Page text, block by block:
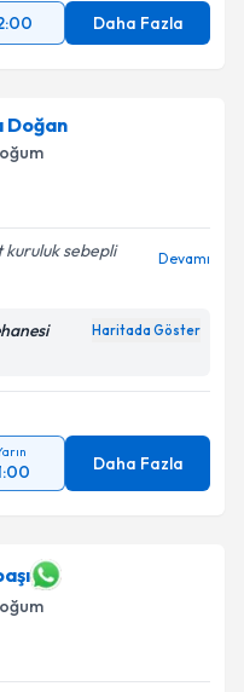
Daha Fazla
Doğan
kuruluk sebepli
Devamı
Haritada Göster
Daha Fazla